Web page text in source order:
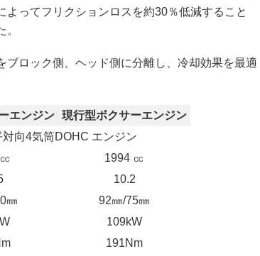
よってフリクションロスを約30％低減すること
ロック側、ヘッド側に分離し、冷却効果を最適
エンジン 現行型ボクサーエンジン
対向4気筒DOHC エンジン
1994 ㏄
10.2
㎜
92㎜/75㎜
109kW
191Nm